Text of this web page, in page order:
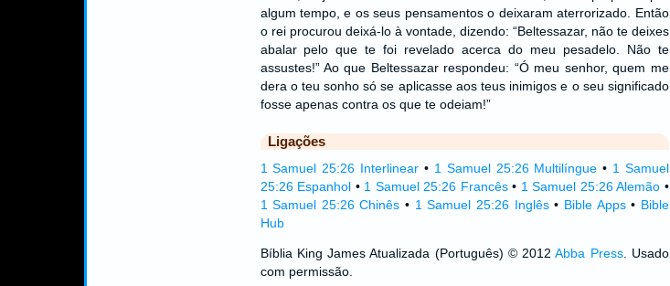
algum tempo, e os seus pensamentos o deixaram aterrorizado. Então
o rei procurou deixá-lo à vontade, dizendo: “Beltessazar, não te deixes
abalar pelo que te foi revelado acerca do meu pesadelo. Não te
assustes!” Ao que Beltessazar respondeu: “Ó meu senhor, quem me
dera o teu sonho só se aplicasse aos teus inimigos e o seu significado
fosse apenas contra os que te odeiam!”
Ligações
1 Samuel 25:26 Interlinear • 1 Samuel 25:26 Multilíngue • 1 Samuel
25:26 Espanhol • 1 Samuel 25:26 Francês• 1 Samuel 25:26 Alemão •
1 Samuel 25:26 Chinês • 1 Samuel 25:26 Inglês• Bible Apps• Bible
Hub
Bíblia King James Atualizada (Português) © 2012Abba Press. Usado
com permissão.